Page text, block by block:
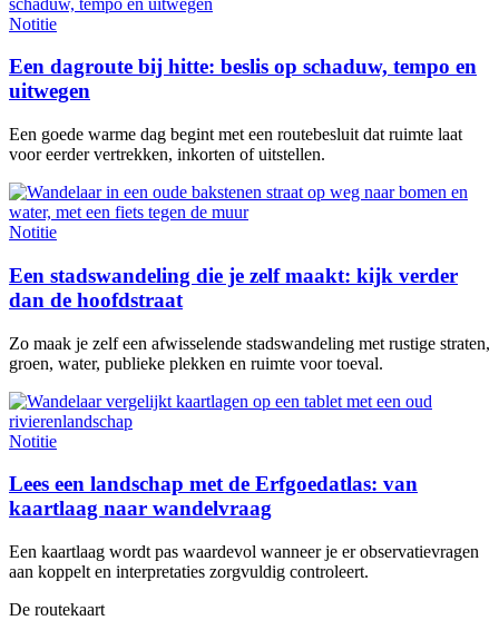
Notitie
Een dagroute bij hitte: beslis op schaduw, tempo en
uitwegen
Een goede warme dag begint met een routebesluit dat ruimte laat
voor eerder vertrekken, inkorten of uitstellen.
Notitie
Een stadswandeling die je zelf maakt: kijk verder
dan de hoofdstraat
Zo maak je zelf een afwisselende stadswandeling met rustige straten,
groen, water, publieke plekken en ruimte voor toeval.
Notitie
Lees een landschap met de Erfgoedatlas: van
kaartlaag naar wandelvraag
Een kaartlaag wordt pas waardevol wanneer je er observatievragen
aan koppelt en interpretaties zorgvuldig controleert.
De routekaart